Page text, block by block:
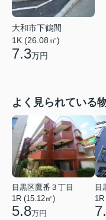
大和市下鶴間
1K (26.08㎡)
7.3万円
よく見られている
目黒区鷹番３丁目
1R (15.12㎡)
5.8万円
目